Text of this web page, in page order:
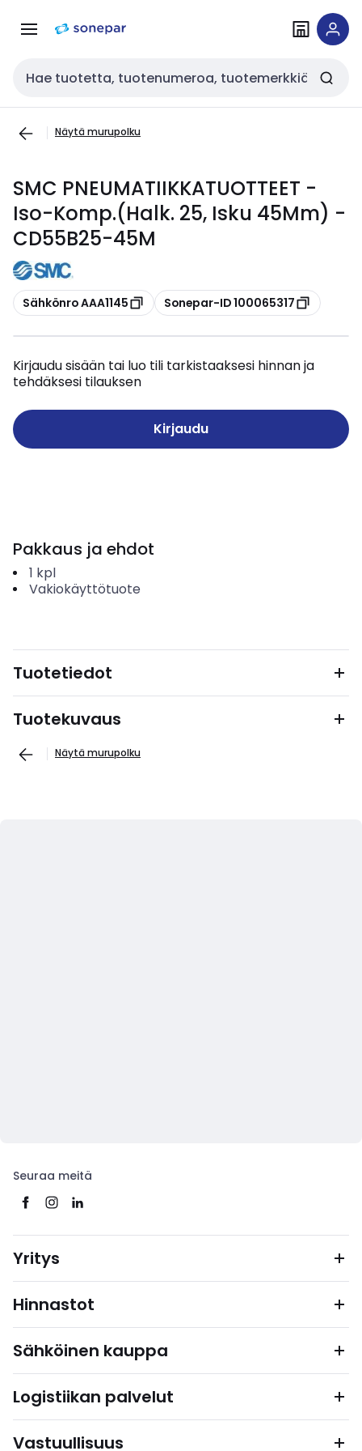
navigointiinsisältöön
Haku
Näytä murupolku
SMC PNEUMATIIKKATUOTTEET -
Iso-Komp.(Halk. 25, Isku 45Mm) -
CD55B25-45M
Kopioi
Sähkönro AAA1145 Kopioi
Sonepar-ID 100065317
Kirjaudu sisään tai luo tili tarkistaaksesi hinnan ja
tehdäksesi tilauksen
Kirjaudu
Pakkaus ja ehdot
1 kpl
Vakiokäyttötuote
Tuotetiedot
Tuotekuvaus
Näytä murupolku
Seuraa meitä
Yritys
Hinnastot
Sähköinen kauppa
Logistiikan palvelut
Vastuullisuus